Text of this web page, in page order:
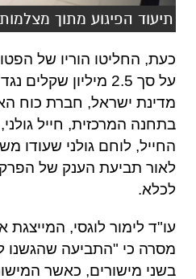
תיעוד הפיגוע מתוך
כעת, החליטו הוריו של
על סך 2.5 מיליון שקלים
מדינת ישראל, חברת כוח
בתחנה המרכזית, חייל
החייל, לוחם גולני שעודו
לאור תביעת הענק של
לכלא.
עו"ד לימור לוגסי, המייצגת
מסרה כי "התביעה
בשני מישורים, כאשר